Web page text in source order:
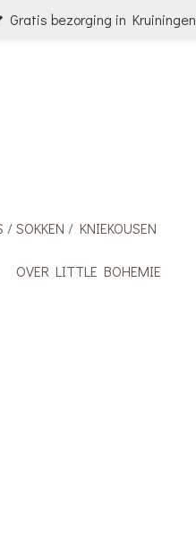
Gratis bezorging in Kruiningen
/ SOKKEN / KNIEKOUSEN
OVER LITTLE BOHEMIE